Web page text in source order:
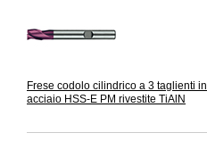
Frese codolo cilindrico a 3 taglienti in
acciaio HSS-E PM rivestite TiAlN